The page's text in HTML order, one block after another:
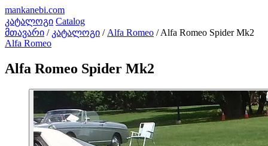
mankanebi.com
კატალოგი Catalog
მთავარი / კატალოგი / Alfa Romeo / Alfa Romeo Spider Mk2
Alfa Romeo
Alfa Romeo Spider Mk2